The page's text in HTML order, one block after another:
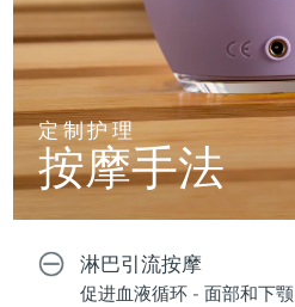
定制护理
按摩手法
淋巴引流按摩
促进血液循环 - 面部和下颚